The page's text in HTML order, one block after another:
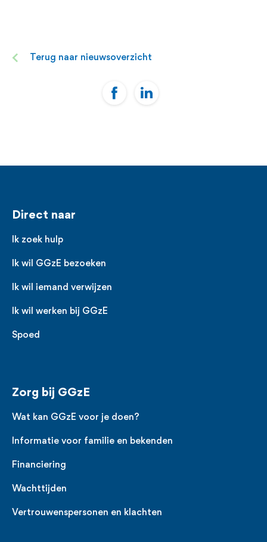
Terug naar nieuwsoverzicht
Voet
Direct naar
Ik zoek hulp
Ik wil GGzE bezoeken
Ik wil iemand verwijzen
Ik wil werken bij GGzE
Spoed
Zorg bij GGzE
Wat kan GGzE voor je doen?
Informatie voor familie en bekenden
Financiering
Wachttijden
Vertrouwenspersonen en klachten